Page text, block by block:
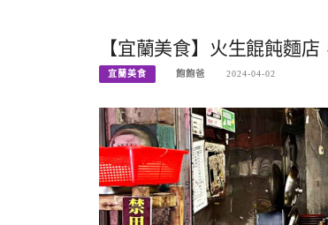
【宜蘭美食】火生餛飩麵
宜蘭美食 飽飽爸 2024-04-02